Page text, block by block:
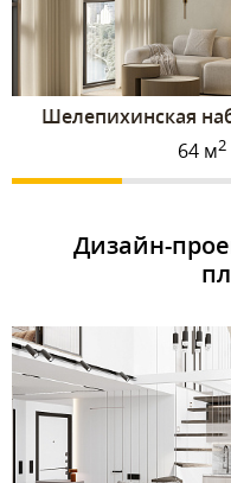
Шелепихинская
64 м2
Дизайн-